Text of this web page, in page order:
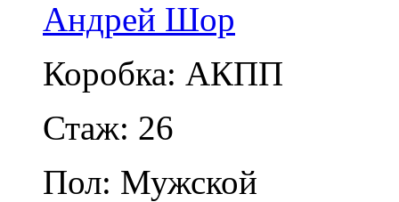
Андрей Шор
Коробка: АКПП
Стаж: 26
Пол: Мужской